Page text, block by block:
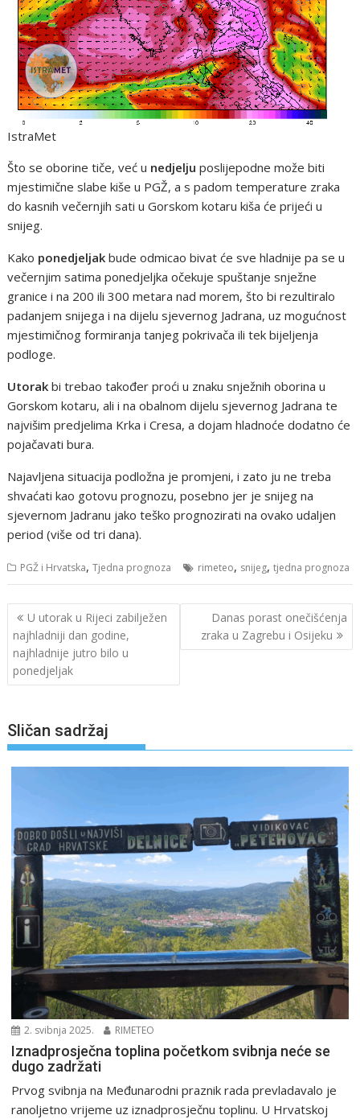
IstraMet
Što se oborine tiče, već u nedjelju poslijepodne može biti
mjestimične slabe kiše u PGŽ, a s padom temperature zraka
do kasnih večernjih sati u Gorskom kotaru kiša će prijeći u
snijeg.
Kako ponedjeljak bude odmicao bivat će sve hladnije pa se u
večernjim satima ponedjeljka očekuje spuštanje snježne
granice i na 200 ili 300 metara nad morem, što bi rezultiralo
padanjem snijega i na dijelu sjevernog Jadrana, uz mogućnost
mjestimičnog formiranja tanjeg pokrivača ili tek bijeljenja
podloge.
Utorak bi trebao također proći u znaku snježnih oborina u
Gorskom kotaru, ali i na obalnom dijelu sjevernog Jadrana te
najvišim predjelima Krka i Cresa, a dojam hladnoće dodatno će
pojačavati bura.
Najavljena situacija podložna je promjeni, i zato ju ne treba
shvaćati kao gotovu prognozu, posebno jer je snijeg na
sjevernom Jadranu jako teško prognozirati na ovako udaljen
period (više od tri dana).
PGŽ i Hrvatska,Tjedna prognoza rimeteo, snijeg,tjedna prognoza
Navigacija
objava
U utorak u Rijeci zabilježen
najhladniji dan godine,
najhladnije jutro bilo u
ponedjeljak
Danas porast onečišćenja
zraka u Zagrebu i Osijeku
Sličan sadržaj
2. svibnja 2025. RIMETEO
Iznadprosječna toplina početkom svibnja neće se
dugo zadržati
Prvog svibnja na Međunarodni praznik rada prevladavalo je
ranoljetno vrijeme uz iznadprosječnu toplinu. U Hrvatskoj